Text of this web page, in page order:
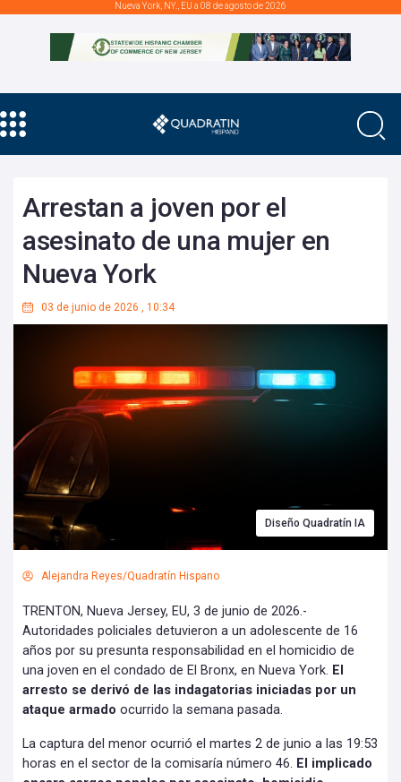
Nueva York, NY., EU a 08 de agosto de 2026
Arrestan a joven por el
asesinato de una mujer en
Nueva York
03 de junio de 2026 , 10:34
Diseño Quadratín IA
Alejandra Reyes/Quadratín Hispano
TRENTON, Nueva Jersey, EU, 3 de junio de 2026.-
Autoridades policiales detuvieron a un adolescente de 16
años por su presunta responsabilidad en el homicidio de
una joven en el condado de El Bronx, en Nueva York. El
arresto se derivó de las indagatorias iniciadas por un
ataque armado ocurrido la semana pasada.
La captura del menor ocurrió el martes 2 de junio a las 19:53
horas en el sector de la comisaría número 46. El implicado